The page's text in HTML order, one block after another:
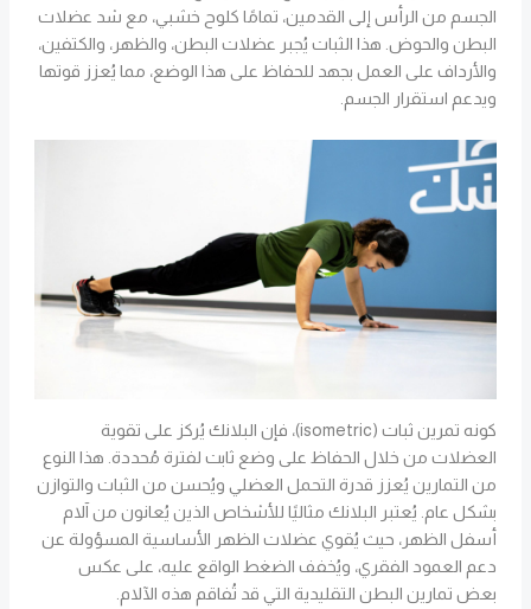
الجسم من الرأس إلى القدمين، تمامًا كلوح خشبي، مع شد عضلات
البطن والحوض. هذا الثبات يُجبر عضلات البطن، والظهر، والكتفين،
والأرداف على العمل بجهد للحفاظ على هذا الوضع، مما يُعزز قوتها
ويدعم استقرار الجسم.
كونه تمرين ثبات (isometric)، فإن البلانك يُركز على تقوية
العضلات من خلال الحفاظ على وضع ثابت لفترة مُحددة. هذا النوع
من التمارين يُعزز قدرة التحمل العضلي ويُحسن من الثبات والتوازن
بشكل عام. يُعتبر البلانك مثاليًا للأشخاص الذين يُعانون من آلام
أسفل الظهر، حيث يُقوي عضلات الظهر الأساسية المسؤولة عن
دعم العمود الفقري، ويُخفف الضغط الواقع عليه، على عكس
بعض تمارين البطن التقليدية التي قد تُفاقم هذه الآلام.